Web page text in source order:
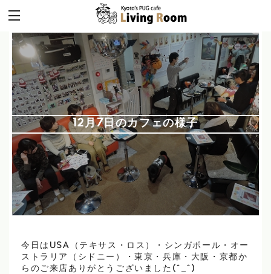
12月7日のカフェの様子
今日はUSA（テキサス・ロス）・シンガポール・オー
ストラリア（シドニー）・東京・兵庫・大阪・京都か
らのご来店ありがとうございました(^_^)